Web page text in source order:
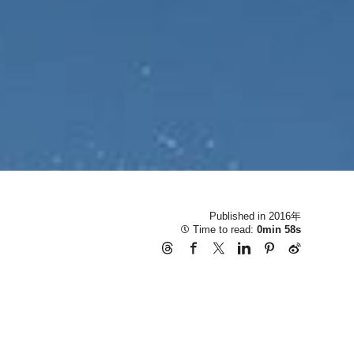
Published in 2016年
Time to read: 0min 58s